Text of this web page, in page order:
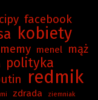
facebook
kobiety
memy menel mąż
polityka
redmik
zdrada
ziemniak